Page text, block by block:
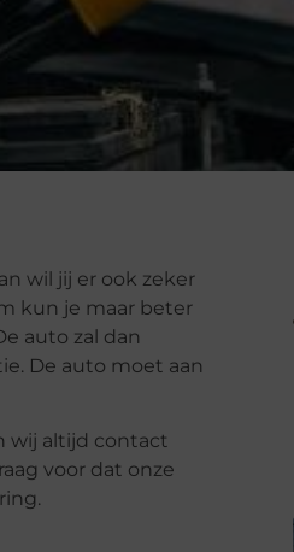
wil jij er ook zeker
kun je maar beter
auto zal dan
De auto moet aan
wij altijd contact
voor dat onze